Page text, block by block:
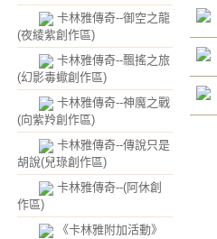
卡林雅傳奇--御空之龍
(夜綾紫創作區)
卡林雅傳奇--飄搖之旅
(幻影毒蠍創作區)
卡林雅傳奇--神魔之戰
(向紫羚創作區)
卡林雅傳奇--傳說只是
胡說(兒琭創作區)
卡林雅傳奇--(阿休創
作區)
《卡林雅附加活動》